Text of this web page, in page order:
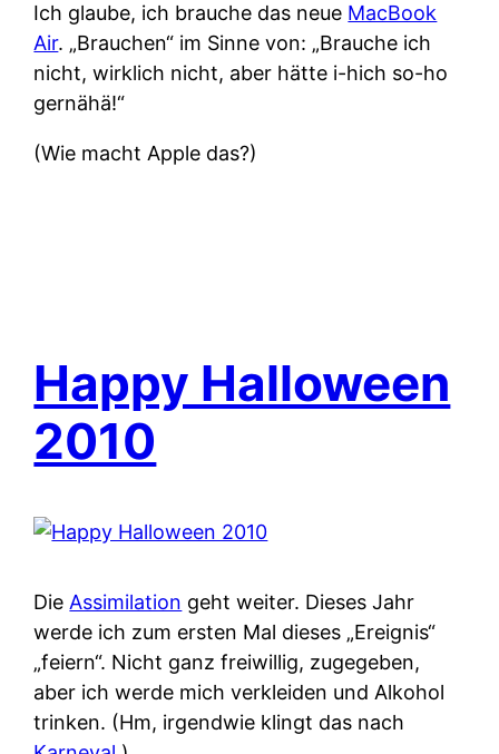
Ich glaube, ich brauche das neue MacBook
Air. „Brauchen“ im Sinne von: „Brauche ich
nicht, wirklich nicht, aber hätte i-hich so-ho
gernähä!“
(Wie macht Apple das?)
Happy Halloween
2010
Die Assimilation geht weiter. Dieses Jahr
werde ich zum ersten Mal dieses „Ereignis“
„feiern“. Nicht ganz freiwillig, zugegeben,
aber ich werde mich verkleiden und Alkohol
trinken. (Hm, irgendwie klingt das nach